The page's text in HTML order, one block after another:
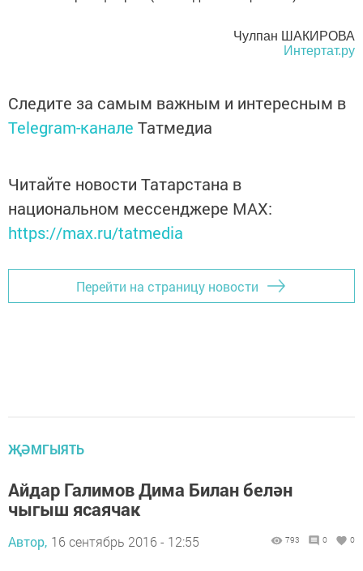
Чулпан ШАКИРОВА
Интертат.ру
Следите за самым важным и интересным в
Telegram-канале Татмедиа
Читайте новости Татарстана в
национальном мессенджере MАХ:
https://max.ru/tatmedia
Перейти на страницу новости
ҖӘМГЫЯТЬ
Айдар Галимов Дима Билан белән
чыгыш ясаячак
Автор, 16 сентябрь 2016 - 12:55 793 0 0